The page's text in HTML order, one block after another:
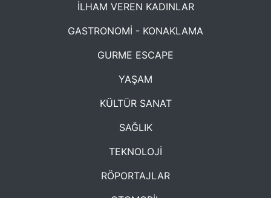
İLHAM VEREN KADINLAR
GASTRONOMİ - KONAKLAMA
GURME ESCAPE
YAŞAM
KÜLTÜR SANAT
SAĞLIK
TEKNOLOJİ
RÖPORTAJLAR